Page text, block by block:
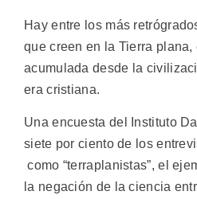
Hay entre los más
que creen en la Tierra
acumulada desde la
era cristiana.
Una encuesta del Instituto
siete por ciento de los
como “terraplanistas”, el
la negación de la ciencia